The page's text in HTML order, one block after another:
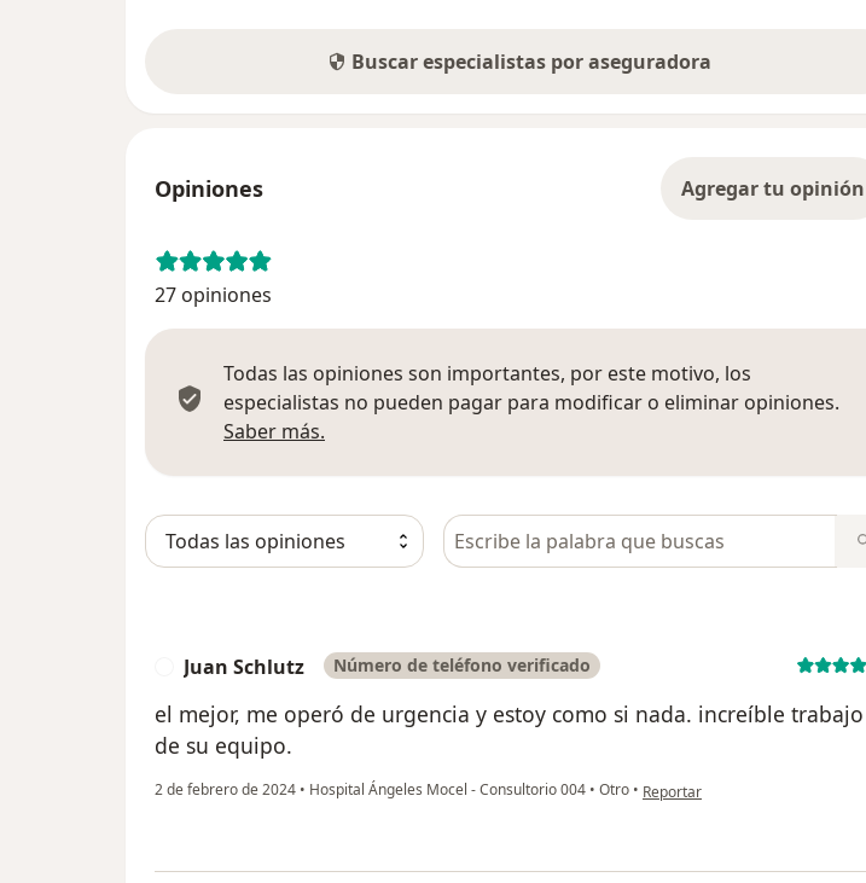
Buscar especialistas por aseguradora
Opiniones Agregar tu opinión
27 opiniones
Todas las opiniones son importantes, por este motivo, los
especialistas no pueden pagar para modificar o eliminar opiniones.
Saber más.
Busca en opiniones
Juan Schlutz Número de teléfono verificado
el mejor, me operó de urgencia y estoy como si nada. increíble trabajo
de su equipo.
2 de febrero de 2024 • Hospital Ángeles Mocel - Consultorio 004 • Otro • en opinión del usuario Juan Schlutz
Reportar